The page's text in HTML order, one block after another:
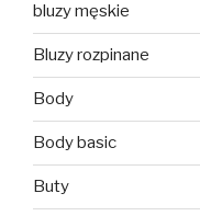
bluzy męskie
Bluzy rozpinane
Body
Body basic
Buty